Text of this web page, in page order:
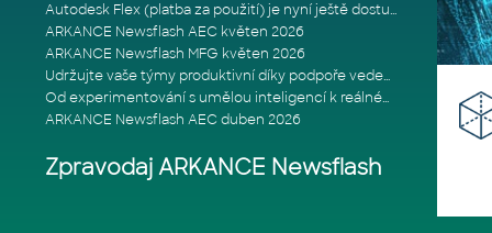
Autodesk Flex (platba za použití) je nyní ještě dostupnější
ARKANCE Newsflash AEC květen 2026
ARKANCE Newsflash MFG květen 2026
Udržujte vaše týmy produktivní díky podpoře vedené odborníky
Od experimentování s umělou inteligencí k reálnému dopadu na podniká
ARKANCE Newsflash AEC duben 2026
Zpravodaj ARKANCE Newsflash